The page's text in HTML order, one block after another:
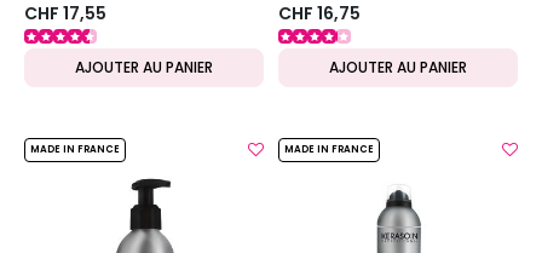
CHF 17,55
AJOUTER AU PANIER
CHF 16,75
AJOUTER AU PANIER
MADE IN FRANCE MADE IN FRANCE